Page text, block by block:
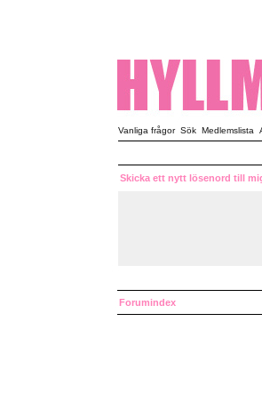
Vanliga frågor Sök Medlemslista
Skicka ett nytt lösenord till
Forumindex